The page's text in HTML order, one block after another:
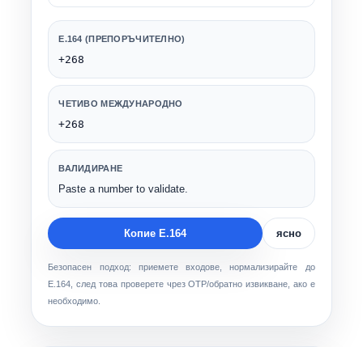
E.164 (ПРЕПОРЪЧИТЕЛНО)
+268
ЧЕТИВО МЕЖДУНАРОДНО
+268
ВАЛИДИРАНЕ
Paste a number to validate.
Копие E.164 ясно
Безопасен подход: приемете входове, нормализирайте до
E.164, след това проверете чрез OTP/обратно извикване, ако е
необходимо.